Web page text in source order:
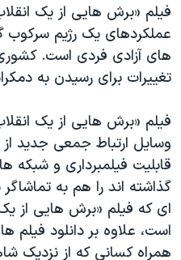
فیلم «برش هایی از یک
عملکردهای یک رژیم سرکوب
های آزادی فردی است.
تغییرات برای رسیدن به
فیلم «برش هایی از یک
وسایل ارتباط جمعی جدید
قابلیت فیلمبرداری و شبکه
گذاشته اند را هم به
ای که فیلم «برش هایی از
است، علاوه بر دانلود فیلم
همراه کسانی که از نزدیک